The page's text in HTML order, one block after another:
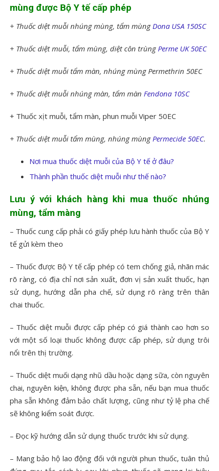
mùng được Bộ Y tế cấp phép
+ Thuốc diệt muỗi nhúng mùng, tẩm mùng Dona USA 150SC
+ Thuốc diệt muỗi, tẩm mùng, diệt côn trùng Perme UK 50EC
+ Thuốc diệt muỗi tẩm màn, nhúng mùng Permethrin 50EC
+ Thuốc diệt muỗi nhúng màn, tẩm màn Fendona 10SC
+ Thuốc xịt muỗi, tẩm màn, phun muỗi Viper 50EC
+ Thuốc diệt muỗi tẩm mùng, nhúng mùng Permecide 50EC.
Nơi mua thuốc diệt muỗi của Bộ Y tế ở đâu?
Thành phần thuốc diệt muỗi như thế nào?
Lưu ý với khách hàng khi mua thuốc nhúng
mùng, tẩm màng
– Thuốc cung cấp phải có giấy phép lưu hành thuốc của Bộ Y
tế gửi kèm theo
– Thuốc được Bộ Y tế cấp phép có tem chống giả, nhãn mác
rõ ràng, có địa chỉ nơi sản xuất, đơn vị sản xuất thuốc, hạn
sử dụng, hướng dẫn pha chế, sử dụng rõ ràng trên thân
chai thuốc.
– Thuốc diệt muỗi được cấp phép có giá thành cao hơn so
với một số loại thuốc không được cấp phép, sử dụng trôi
nổi trên thị trường.
– Thuốc diệt muối dạng nhũ dầu hoặc dạng sữa, còn nguyên
chai, nguyên kiện, không được pha sẵn, nếu bạn mua thuốc
pha sẵn không đảm bảo chất lượng, cũng như tỷ lệ pha chế
sẽ không kiểm soát được.
– Đọc kỹ hướng dẫn sử dụng thuốc trước khi sử dụng.
– Mang bảo hộ lao động đối với người phun thuốc, tuân thủ